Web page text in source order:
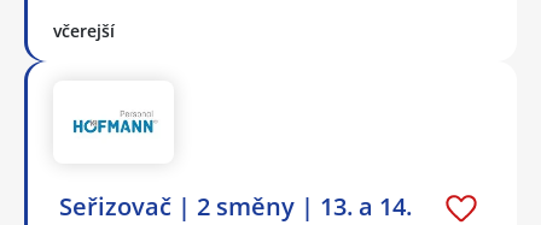
včerejší
️ Seřizovač | 2 směny | 13. a 14.